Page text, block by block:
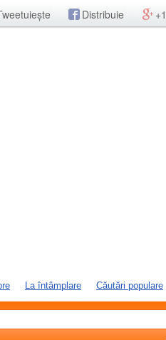
Distribuie +1
La întâmplare Căutări populare